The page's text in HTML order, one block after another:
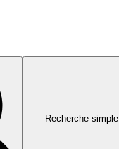
Recherche simple